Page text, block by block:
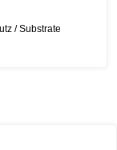
/Substrate